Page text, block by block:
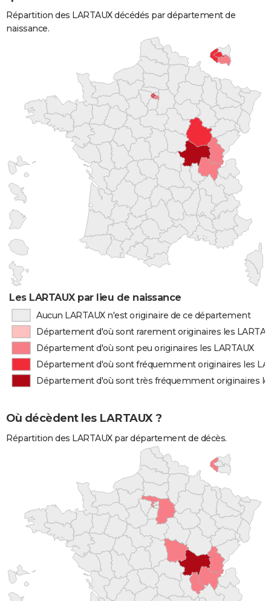
Répartition des LARTAUX décédés par département de
naissance.
Les LARTAUX par lieu de naissance
Aucun LARTAUX n'est originaire de ce département
Département d'où sont rarement originaires les
Département d'où sont peu originaires les LARTAUX
Département d'où sont fréquemment originaires les
Département d'où sont très fréquemment originaires
Où décèdent les LARTAUX ?
Répartition des LARTAUX par département de décès.